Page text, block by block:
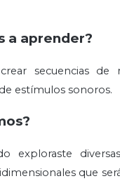
a aprender?
secuencias de
estímulos sonoros.
exploraste
que